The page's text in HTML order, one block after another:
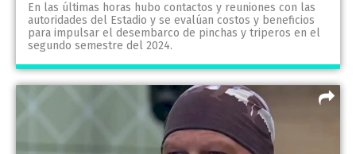
En las últimas horas hubo contactos y reuniones con las
autoridades del Estadio y se evalúan costos y beneficios
para impulsar el desembarco de pinchas y triperos en el
segundo semestre del 2024.